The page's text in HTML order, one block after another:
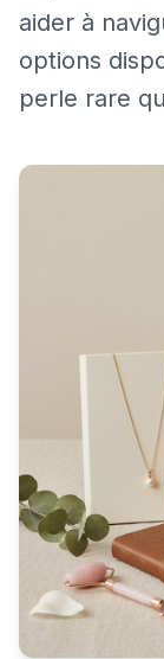
aider à
options
perle rare